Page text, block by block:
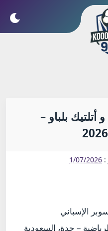
بلباو –
:
1/07/2026
الإسباني
– جدة، السعودية